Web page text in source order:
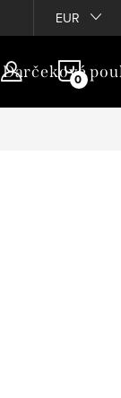
EUR
Darčekové